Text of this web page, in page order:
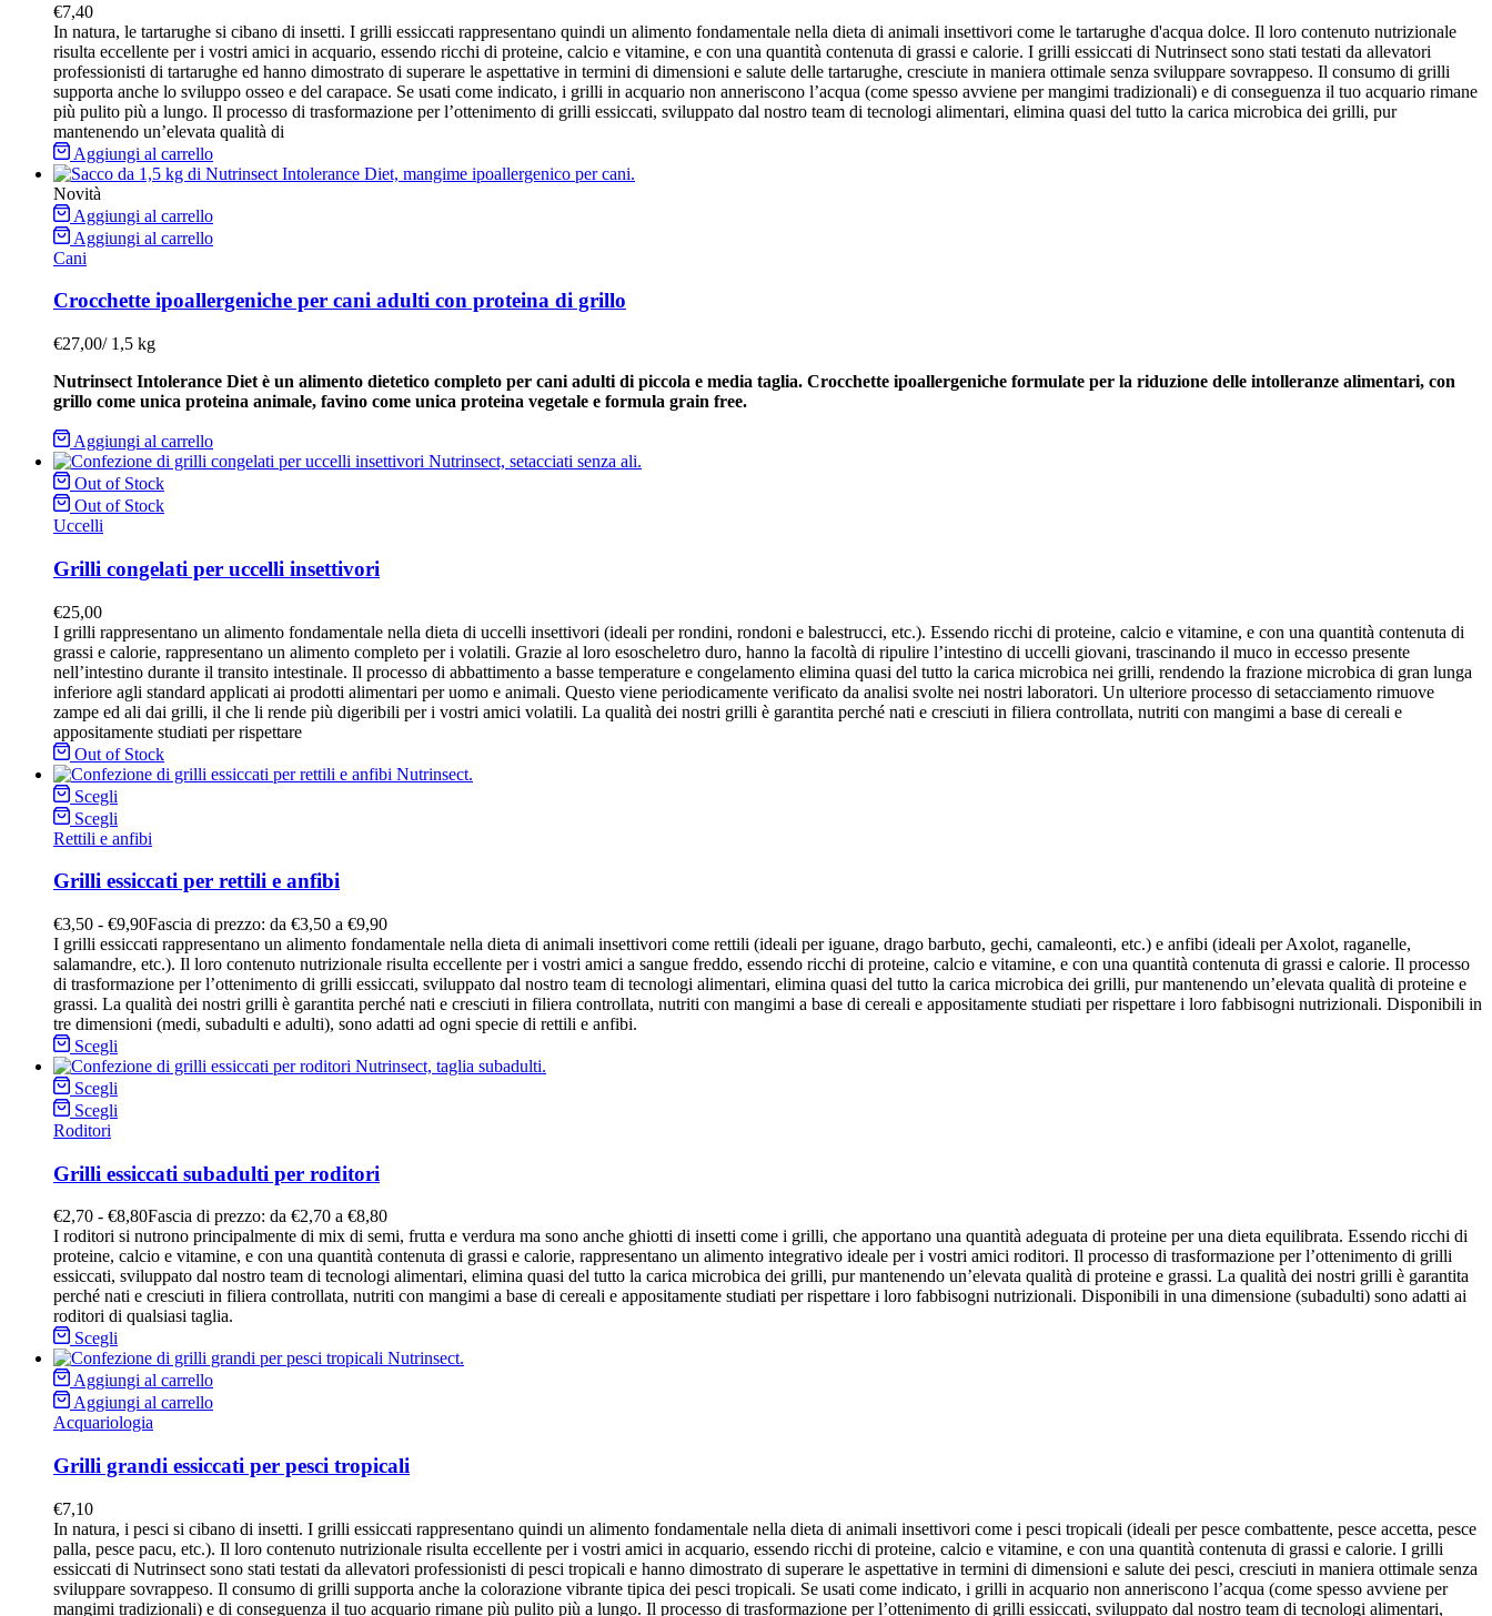
€7,40
In natura, le tartarughe si cibano di insetti. I grilli essiccati rappresentano quindi un alimento fondamentale nella dieta di animali insettivori come le tartarughe d'acqua dolce. Il loro contenuto nutrizionale
risulta eccellente per i vostri amici in acquario, essendo ricchi di proteine, calcio e vitamine, e con una quantità contenuta di grassi e calorie. I grilli essiccati di Nutrinsect sono stati testati da allevatori
professionisti di tartarughe ed hanno dimostrato di superare le aspettative in termini di dimensioni e salute delle tartarughe, cresciute in maniera ottimale senza sviluppare sovrappeso. Il consumo di grilli
supporta anche lo sviluppo osseo e del carapace. Se usati come indicato, i grilli in acquario non anneriscono l’acqua (come spesso avviene per mangimi tradizionali) e di conseguenza il tuo acquario rimane
più pulito più a lungo. Il processo di trasformazione per l’ottenimento di grilli essiccati, sviluppato dal nostro team di tecnologi alimentari, elimina quasi del tutto la carica microbica dei grilli, pur
mantenendo un’elevata qualità di
Aggiungi al carrello
Novità
Aggiungi al carrello
Aggiungi al carrello
Cani
Crocchette ipoallergeniche per cani adulti con proteina di grillo
€27,00/1,5 kg
Nutrinsect Intolerance Diet è un alimento dietetico completo per cani adulti di piccola e media taglia. Crocchette ipoallergeniche formulate per la riduzione delle intolleranze alimentari, con
grillo come unica proteina animale, favino come unica proteina vegetale e formula grain free.
Aggiungi al carrello
Out of Stock
Out of Stock
Uccelli
Grilli congelati per uccelli insettivori
€25,00
I grilli rappresentano un alimento fondamentale nella dieta di uccelli insettivori (ideali per rondini, rondoni e balestrucci, etc.). Essendo ricchi di proteine, calcio e vitamine, e con una quantità contenuta di
grassi e calorie, rappresentano un alimento completo per i volatili. Grazie al loro esoscheletro duro, hanno la facoltà di ripulire l’intestino di uccelli giovani, trascinando il muco in eccesso presente
nell’intestino durante il transito intestinale. Il processo di abbattimento a basse temperature e congelamento elimina quasi del tutto la carica microbica nei grilli, rendendo la frazione microbica di gran lunga
inferiore agli standard applicati ai prodotti alimentari per uomo e animali. Questo viene periodicamente verificato da analisi svolte nei nostri laboratori. Un ulteriore processo di setacciamento rimuove
zampe ed ali dai grilli, il che li rende più digeribili per i vostri amici volatili. La qualità dei nostri grilli è garantita perché nati e cresciuti in filiera controllata, nutriti con mangimi a base di cereali e
appositamente studiati per rispettare
Out of Stock
Scegli
Scegli
Rettili e anfibi
Grilli essiccati per rettili e anfibi
€3,50 - €9,90Fascia di prezzo: da €3,50 a €9,90
I grilli essiccati rappresentano un alimento fondamentale nella dieta di animali insettivori come rettili (ideali per iguane, drago barbuto, gechi, camaleonti, etc.) e anfibi (ideali per Axolot, raganelle,
salamandre, etc.). Il loro contenuto nutrizionale risulta eccellente per i vostri amici a sangue freddo, essendo ricchi di proteine, calcio e vitamine, e con una quantità contenuta di grassi e calorie. Il processo
di trasformazione per l’ottenimento di grilli essiccati, sviluppato dal nostro team di tecnologi alimentari, elimina quasi del tutto la carica microbica dei grilli, pur mantenendo un’elevata qualità di proteine e
grassi. La qualità dei nostri grilli è garantita perché nati e cresciuti in filiera controllata, nutriti con mangimi a base di cereali e appositamente studiati per rispettare i loro fabbisogni nutrizionali. Disponibili in
tre dimensioni (medi, subadulti e adulti), sono adatti ad ogni specie di rettili e anfibi.
Scegli
Scegli
Scegli
Roditori
Grilli essiccati subadulti per roditori
€2,70 - €8,80Fascia di prezzo: da €2,70 a €8,80
I roditori si nutrono principalmente di mix di semi, frutta e verdura ma sono anche ghiotti di insetti come i grilli, che apportano una quantità adeguata di proteine per una dieta equilibrata. Essendo ricchi di
proteine, calcio e vitamine, e con una quantità contenuta di grassi e calorie, rappresentano un alimento integrativo ideale per i vostri amici roditori. Il processo di trasformazione per l’ottenimento di grilli
essiccati, sviluppato dal nostro team di tecnologi alimentari, elimina quasi del tutto la carica microbica dei grilli, pur mantenendo un’elevata qualità di proteine e grassi. La qualità dei nostri grilli è garantita
perché nati e cresciuti in filiera controllata, nutriti con mangimi a base di cereali e appositamente studiati per rispettare i loro fabbisogni nutrizionali. Disponibili in una dimensione (subadulti) sono adatti ai
roditori di qualsiasi taglia.
Scegli
Aggiungi al carrello
Aggiungi al carrello
Acquariologia
Grilli grandi essiccati per pesci tropicali
€7,10
In natura, i pesci si cibano di insetti. I grilli essiccati rappresentano quindi un alimento fondamentale nella dieta di animali insettivori come i pesci tropicali (ideali per pesce combattente, pesce accetta, pesce
palla, pesce pacu, etc.). Il loro contenuto nutrizionale risulta eccellente per i vostri amici in acquario, essendo ricchi di proteine, calcio e vitamine, e con una quantità contenuta di grassi e calorie. I grilli
essiccati di Nutrinsect sono stati testati da allevatori professionisti di pesci tropicali e hanno dimostrato di superare le aspettative in termini di dimensioni e salute dei pesci, cresciuti in maniera ottimale senza
sviluppare sovrappeso. Il consumo di grilli supporta anche la colorazione vibrante tipica dei pesci tropicali. Se usati come indicato, i grilli in acquario non anneriscono l’acqua (come spesso avviene per
mangimi tradizionali) e di conseguenza il tuo acquario rimane più pulito più a lungo. Il processo di trasformazione per l’ottenimento di grilli essiccati, sviluppato dal nostro team di tecnologi alimentari,